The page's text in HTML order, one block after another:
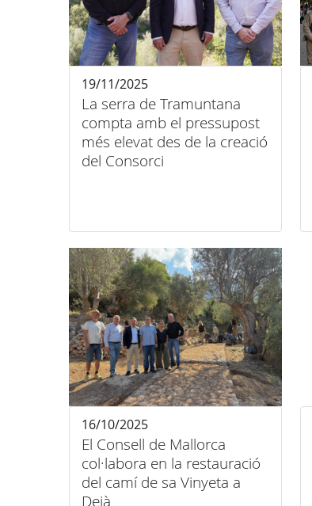
La serra de Tramuntana
compta amb el pressupost
més elevat des de la creació
del Consorci
19/11/2025
El Consell de Mallorca
col·labora en la restauració
del camí de sa Vinyeta a
Deià
16/10/2025